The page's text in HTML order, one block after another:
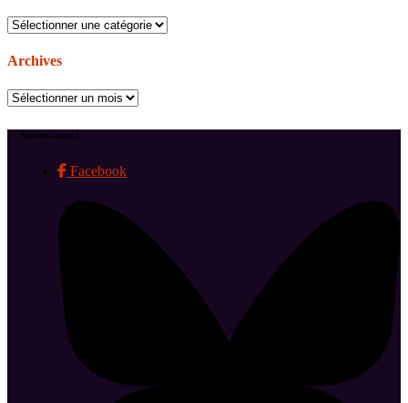
Catégories
Archives
Archives
Suivez-nous !
Facebook